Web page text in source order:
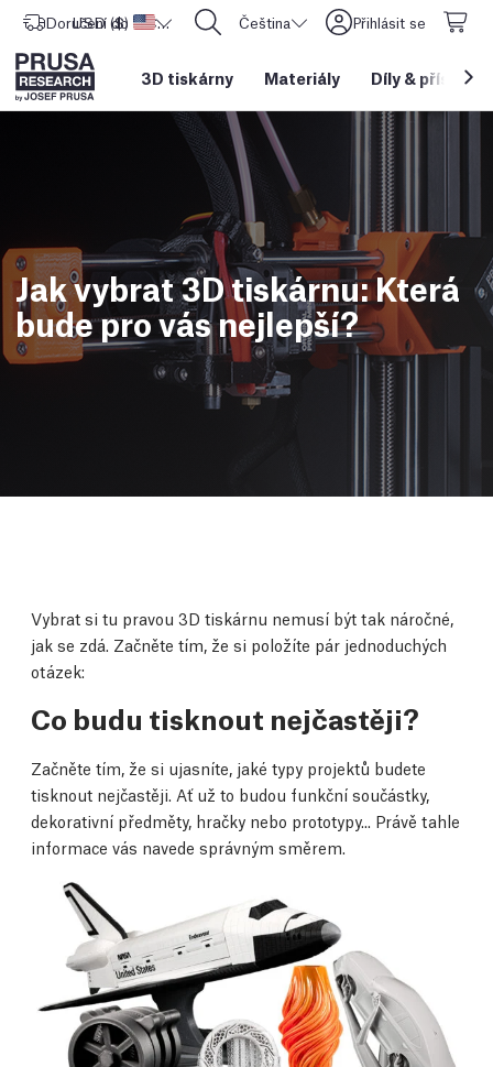
Doručení do Spojené státy americké
USD ($) CORE One L: Nyní skladem! Čeština Přihlásit se
3D tiskárny Materiály Díly &
Jak vybrat 3D tiskárnu: Která
bude pro vás nejlepší?
Vybrat si tu pravou 3D tiskárnu nemusí být tak náročné,
jak se zdá. Začněte tím, že si položíte pár jednoduchých
otázek:
Co budu tisknout nejčastěji?
Začněte tím, že si ujasníte, jaké typy projektů budete
tisknout nejčastěji. Ať už to budou funkční součástky,
dekorativní předměty, hračky nebo prototypy... Právě tahle
informace vás navede správným směrem.